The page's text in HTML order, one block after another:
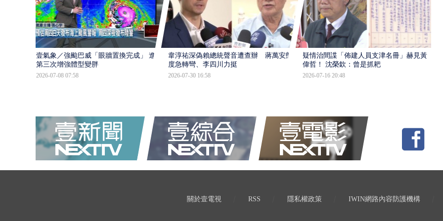
壹氣象／強颱巴威「眼牆置換完成」 進入
第三次增強體型變胖
2026-07-08 07:58
韋淳祐深偽賴總統聲音遭查辦 蔣萬安態
度急轉彎、李四川力挺
2026-07-30 16:58
疑情治間諜「佈建人員支津名冊」赫見黃
偉哲！ 沈榮欽：曾是抓耙
2026-07-16 20:48
關於壹電視 RSS 隱私權政策 IWIN網路內容防護機構